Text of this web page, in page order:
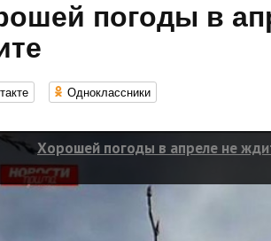
погоды в
Одноклассники
Хорошей погоды в апреле не